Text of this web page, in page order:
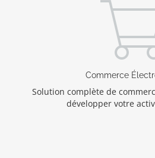
Commerce
Solution complète de
développer votre